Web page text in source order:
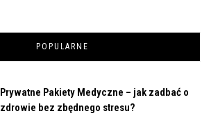
POPULARNE
Prywatne Pakiety Medyczne – jak zadbać o
zdrowie bez zbędnego stresu?